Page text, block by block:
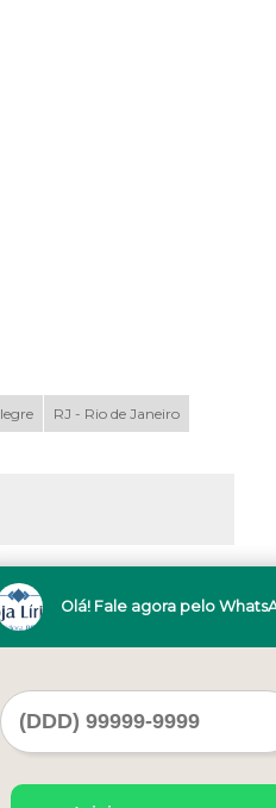
RJ - Rio de Janeiro
é proibida sem a autorização do
Olá! Fale agora pelo